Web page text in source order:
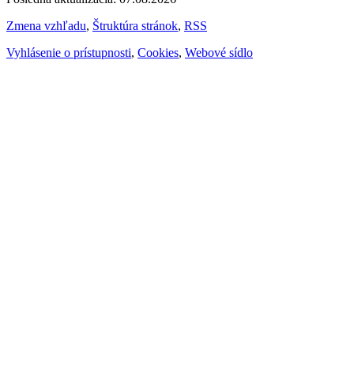
Zmena vzhľadu, Štruktúra stránok, RSS
Vyhlásenie o prístupnosti, Cookies, Webové sídlo